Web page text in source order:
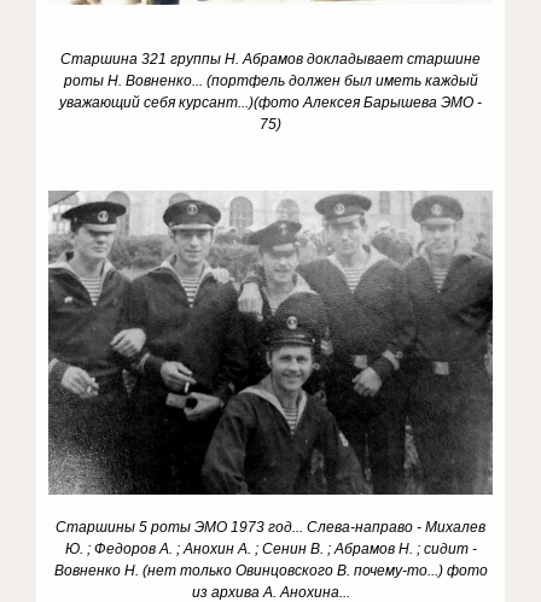
Старшина 321 группы Н. Абрамов докладывает старшине
роты Н. Вовненко... (портфель должен был иметь каждый
уважающий себя курсант...)(фото Алексея Барышева ЭМО -
75)
Старшины 5 роты ЭМО 1973 год... Слева-направо - Михалев
Ю. ; Федоров А. ; Анохин А. ; Сенин В. ; Абрамов Н. ; сидит -
Вовненко Н. (нет только Овинцовского В. почему-то...) фото
из архива А. Анохина...